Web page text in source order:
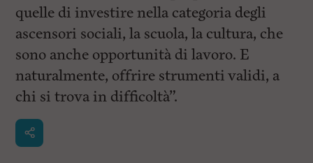
quelle di investire nella categoria degli
ascensori sociali, la scuola, la cultura, che
sono anche opportunità di lavoro. E
naturalmente, offrire strumenti validi, a
chi si trova in difficoltà”.